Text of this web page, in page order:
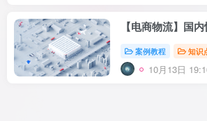
【电商物流】国
案例教程 知识
10月13日